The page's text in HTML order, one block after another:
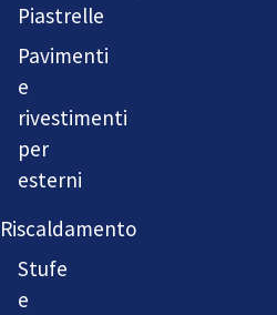
Piastrelle
Pavimenti
e
rivestimenti
per
esterni
Riscaldamento
Stufe
e